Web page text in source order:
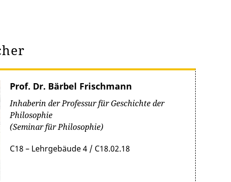
Prof. Dr. Bärbel Frischmann
Inhaberin der Professur für Geschichte der
Philosophie
(Seminar für Philosophie)
C18 – Lehrgebäude 4 / C18.02.18